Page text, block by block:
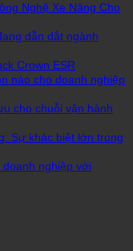
Nghệ Xe Nâng Cho
dẫn dắt ngành
Crown ESR
nào cho doanh nghiệp
cho chuỗi vận hành
Sự khác biệt lớn trong
nghiệp với